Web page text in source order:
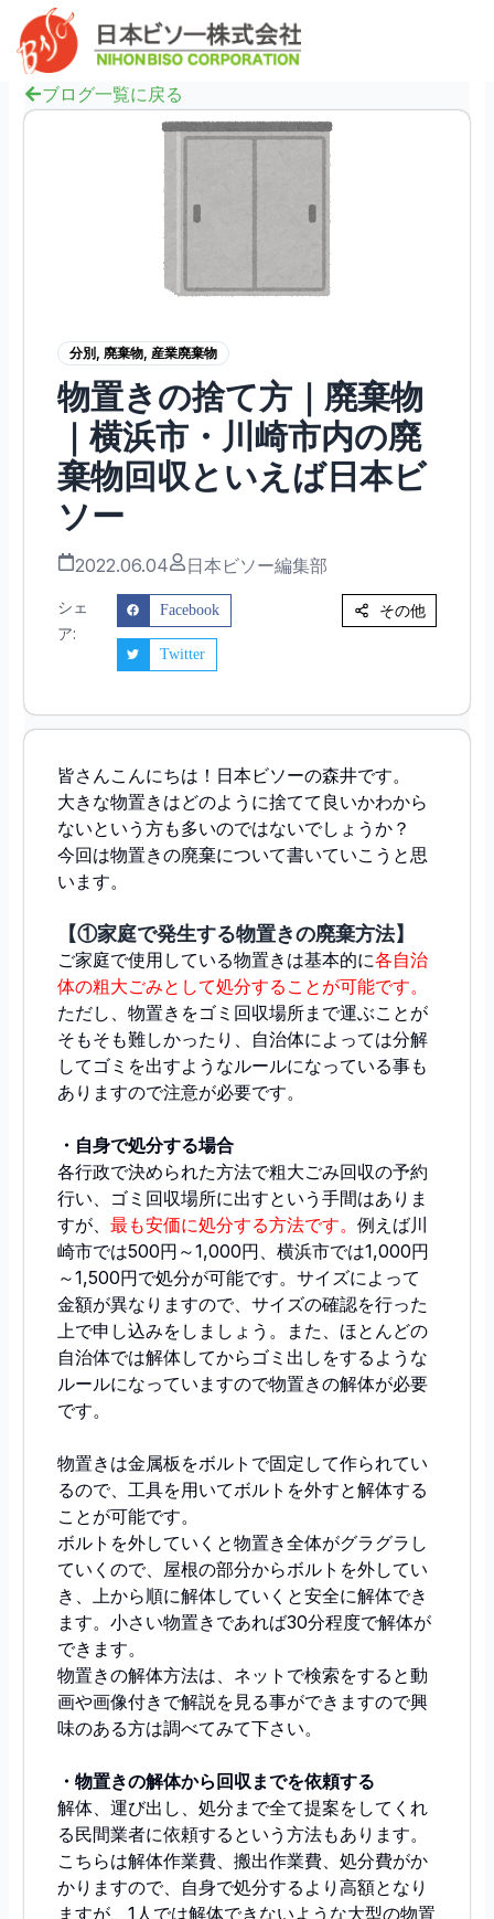
ブログ一覧に戻る
分別 , 廃棄物, 産業廃棄物
物置きの捨て方｜廃棄物
｜横浜市・川崎市内の廃
棄物回収といえば日本ビ
ソー
2022.06.04 日本ビソー編集部
シェ
ア:
Facebook
Twitter
その他
皆さんこんにちは！日本ビソーの森井です。
大きな物置きはどのように捨てて良いかわから
ないという方も多いのではないでしょうか？
今回は物置きの廃棄について書いていこうと思
います。
【①家庭で発生する物置きの廃棄方法】
ご家庭で使用している物置きは基本的に各自治
体の粗大ごみとして処分することが可能です。
ただし、物置きをゴミ回収場所まで運ぶことが
そもそも難しかったり、自治体によっては分解
してゴミを出すようなルールになっている事も
ありますので注意が必要です。
・自身で処分する場合
各行政で決められた方法で粗大ごみ回収の予約
行い、ゴミ回収場所に出すという手間はありま
すが、 最も安価に処分する方法です。 例えば川
崎市では500円～1,000円、横浜市では1,000円
～1,500円で処分が可能です。サイズによって
金額が異なりますので、サイズの確認を行った
上で申し込みをしましょう。また、ほとんどの
自治体では解体してからゴミ出しをするような
ルールになっていますので物置きの解体が必要
です。
物置きは金属板をボルトで固定して作られてい
るので、工具を用いてボルトを外すと解体する
ことが可能です。
ボルトを外していくと物置き全体がグラグラし
ていくので、屋根の部分からボルトを外してい
き、上から順に解体していくと安全に解体でき
ます。小さい物置きであれば30分程度で解体が
できます。
物置きの解体方法は、ネットで検索をすると動
画や画像付きで解説を見る事ができますので興
味のある方は調べてみて下さい。
・物置きの解体から回収までを依頼する
解体、運び出し、処分まで全て提案をしてくれ
る民間業者に依頼するという方法もあります。
こちらは解体作業費、搬出作業費、処分費がか
かりますので、自身で処分するより高額となり
ますが、1人では解体できないような大型の物置